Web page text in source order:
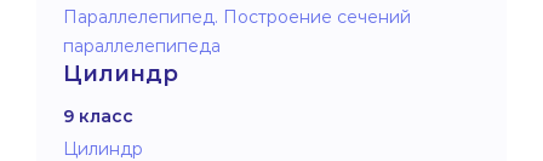
Параллелепипед. Построение сечений
параллелепипеда
Цилиндр
9 класс
Цилиндр